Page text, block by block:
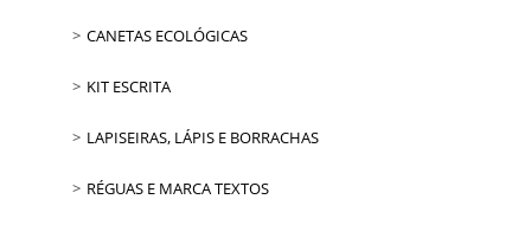
CANETAS ECOLÓGICAS
KIT ESCRITA
LAPISEIRAS, LÁPIS E BORRACHAS
RÉGUAS E MARCA TEXTOS